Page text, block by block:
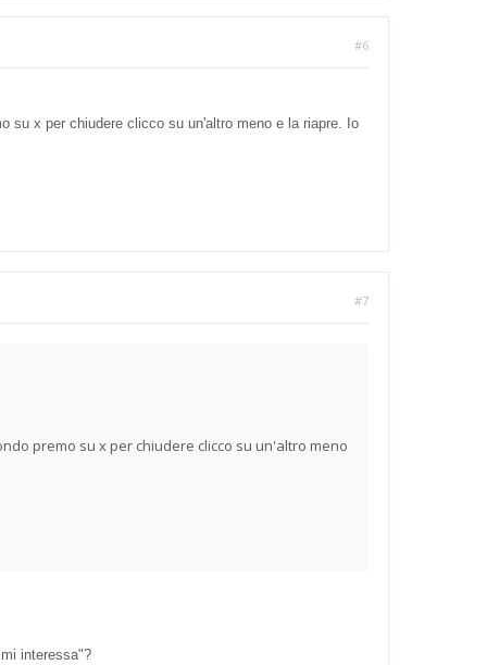
#6
su x per chiudere clicco su un'altro meno e la riapre. Io
#7
premo su x per chiudere clicco su un'altro meno
interessa"?